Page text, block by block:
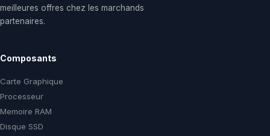
meilleures offres chez les marchands
partenaires.
Composants
Carte Graphique
Processeur
Memoire RAM
Disque SSD